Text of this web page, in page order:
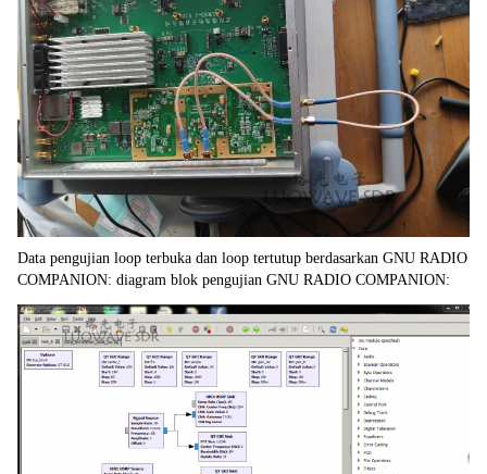
Data pengujian loop terbuka dan loop tertutup berdasarkan GNU RADIO
COMPANION: diagram blok pengujian GNU RADIO COMPANION: